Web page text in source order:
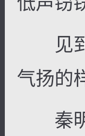
见到
气扬的
秦明